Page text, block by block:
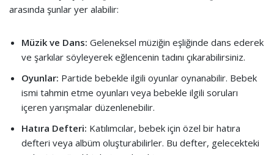
arasında şunlar yer alabilir:
Müzik ve Dans: Geleneksel müziğin eşliğinde dans ederek
ve şarkılar söyleyerek eğlencenin tadını çıkarabilirsiniz.
Oyunlar: Partide bebekle ilgili oyunlar oynanabilir. Bebek
ismi tahmin etme oyunları veya bebekle ilgili soruları
içeren yarışmalar düzenlenebilir.
Hatıra Defteri: Katılımcılar, bebek için özel bir hatıra
defteri veya albüm oluşturabilirler. Bu defter, gelecekteki